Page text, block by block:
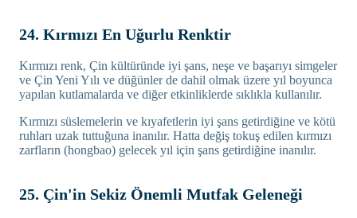
24. Kırmızı En Uğurlu Renktir
Kırmızı renk, Çin kültüründe iyi şans, neşe ve başarıyı simgeler
ve Çin Yeni Yılı ve düğünler de dahil olmak üzere yıl boyunca
yapılan kutlamalarda ve diğer etkinliklerde sıklıkla kullanılır.
Kırmızı süslemelerin ve kıyafetlerin iyi şans getirdiğine ve kötü
ruhları uzak tuttuğuna inanılır. Hatta değiş tokuş edilen kırmızı
zarfların (hongbao) gelecek yıl için şans getirdiğine inanılır.
25. Çin'in Sekiz Önemli Mutfak Geleneği